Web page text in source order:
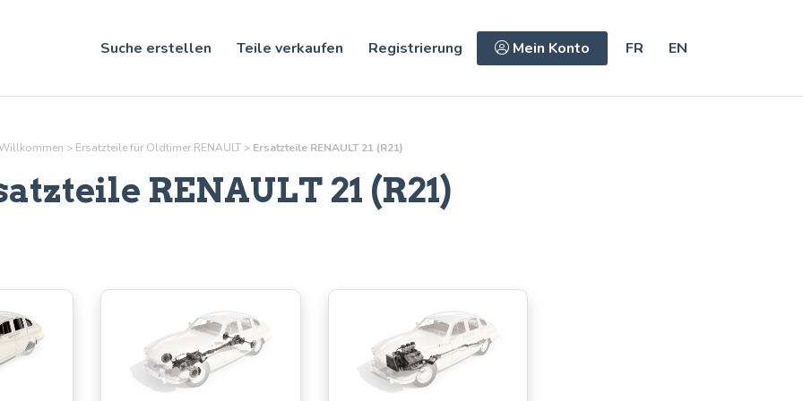
Suche erstellen Teile verkaufen Registrierung Mein Konto FR EN
> Ersatzteile für Oldtimer RENAULT > Ersatzteile RENAULT 21 (R21)
RENAULT 21 (R21)